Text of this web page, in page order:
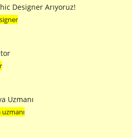
Designer Arıyoruz!
Uzmanı